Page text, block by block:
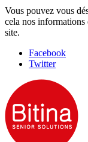
Vous pouvez vous
cela nos
site.
Facebook
Twitter